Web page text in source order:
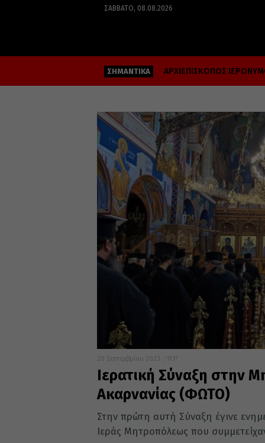
ΣΆΒΒΑΤΟ, 08.08.2026
ΣΗΜΑΝΤΙΚΑ ΑΡΧΙΕΠΙΣΚΟΠΟΣ
20 Σεπτεμβρίου 2023 11:17
Ιερατική Σύναξη στην
Ακαρνανίας (ΦΩΤΟ)
Στην πρώτη αυτή Σύναξη έγινε
Ιεράς Μητροπόλεως που